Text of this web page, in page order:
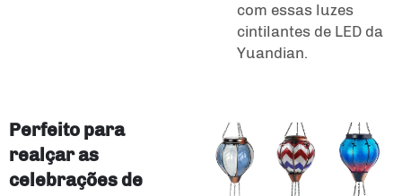
com essas luzes
cintilantes de LED da
Yuandian.
Perfeito para
realçar as
celebrações de